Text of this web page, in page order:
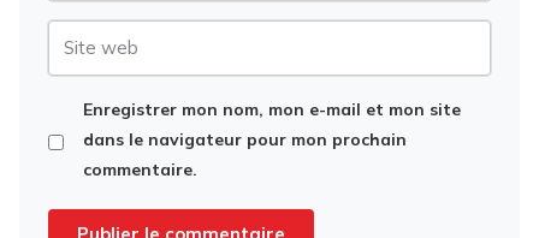
Enregistrer mon nom, mon e-mail et mon site
dans le navigateur pour mon prochain
commentaire.